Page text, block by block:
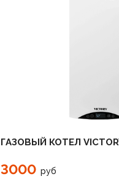
ГАЗОВЫЙ КОТЕЛ
3000 руб